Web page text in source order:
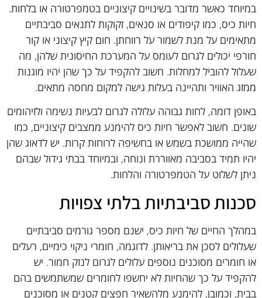
במיוחד כאשר מדובר בשינויים קיצוניים בטמפרטורה או בלחות.
חיות כיס, כמו קיפודים או סנאים, זקוקות לתנאים סביבתיים
מתאימים על מנת לשמור על רווחתן. חום קיץ קיצוני או קור
חורפי יכולים לגרום לעומס על המערכת החיסונית שלהן, מה
שעלול להוביל למחלות. חשוב להקפיד על כך שהן יהיו מוגנות
ממזג האוויר ותהיינה בעלות גישה למקום מחסה מתאים.
באופן דומה, לחות גבוהה עלולה לגרום לבעיות נשימה ולזיהומים
שונים. חשוב לאפשר חיות כיס להימנע ממצבים קיצוניים, כמו
שהייה ממושכת בשמש או בחשיפה לרוחות קרות. יש לדאוג שהן
יהיו תמיד בסביבה מאווררת ונוחה, ובמיוחד בבתי גידול שבהם
ניתן לשלוט על הטמפרטורה והלחות.
סכנות סביבתיות בלתי צפויות
במהלך החיים של חיות כיס, ישנם מספר גורמים סביבתיים
שעלולים לסכן את בריאותן. לדוגמה, חומרי ניקוי כימיים, רעלים
או חומרים מסוכנים נוספים עלולים לגרום לנזק חמור. יש
להקפיד על כך שהחיות לא יחשפו לחומרים שמשתמשים בהם
בבית, וכמובן, להימנע מלהשאיר חפצים קטנים או מסוכנים